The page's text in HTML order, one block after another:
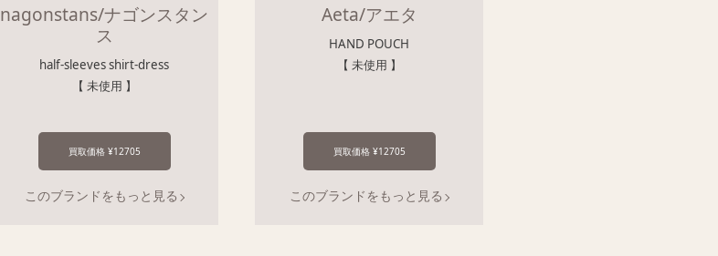
nagonstans/ナゴンスタン
ス
half-sleeves shirt-dress
【 未使用 】
買取価格 ¥12705
このブランドをもっと見る
Aeta/アエタ
HAND POUCH
【 未使用 】
買取価格 ¥12705
このブランドをもっと見る